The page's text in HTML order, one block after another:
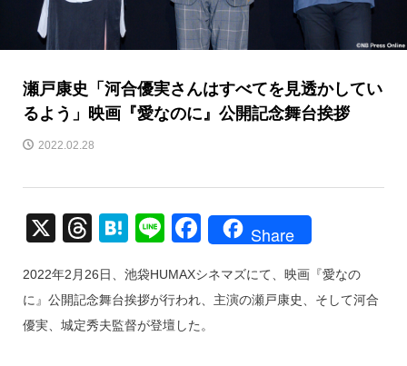
瀬戸康史「河合優実さんはすべてを見透かしてい
るよう」映画『愛なのに』公開記念舞台挨拶
2022.02.28
X
T
e
a
H
e
n
Li
e
F
c
e
Share
2022年2月26日、池袋HUMAXシネマズにて、映画『愛なの
に』公開記念舞台挨拶が行われ、主演の瀬戸康史、そして河合
優実、城定秀夫監督が登壇した。